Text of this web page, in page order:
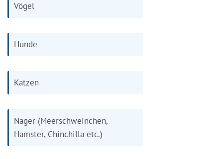
Vögel
Hunde
Katzen
Nager (Meerschweinchen,
Hamster, Chinchilla etc.)